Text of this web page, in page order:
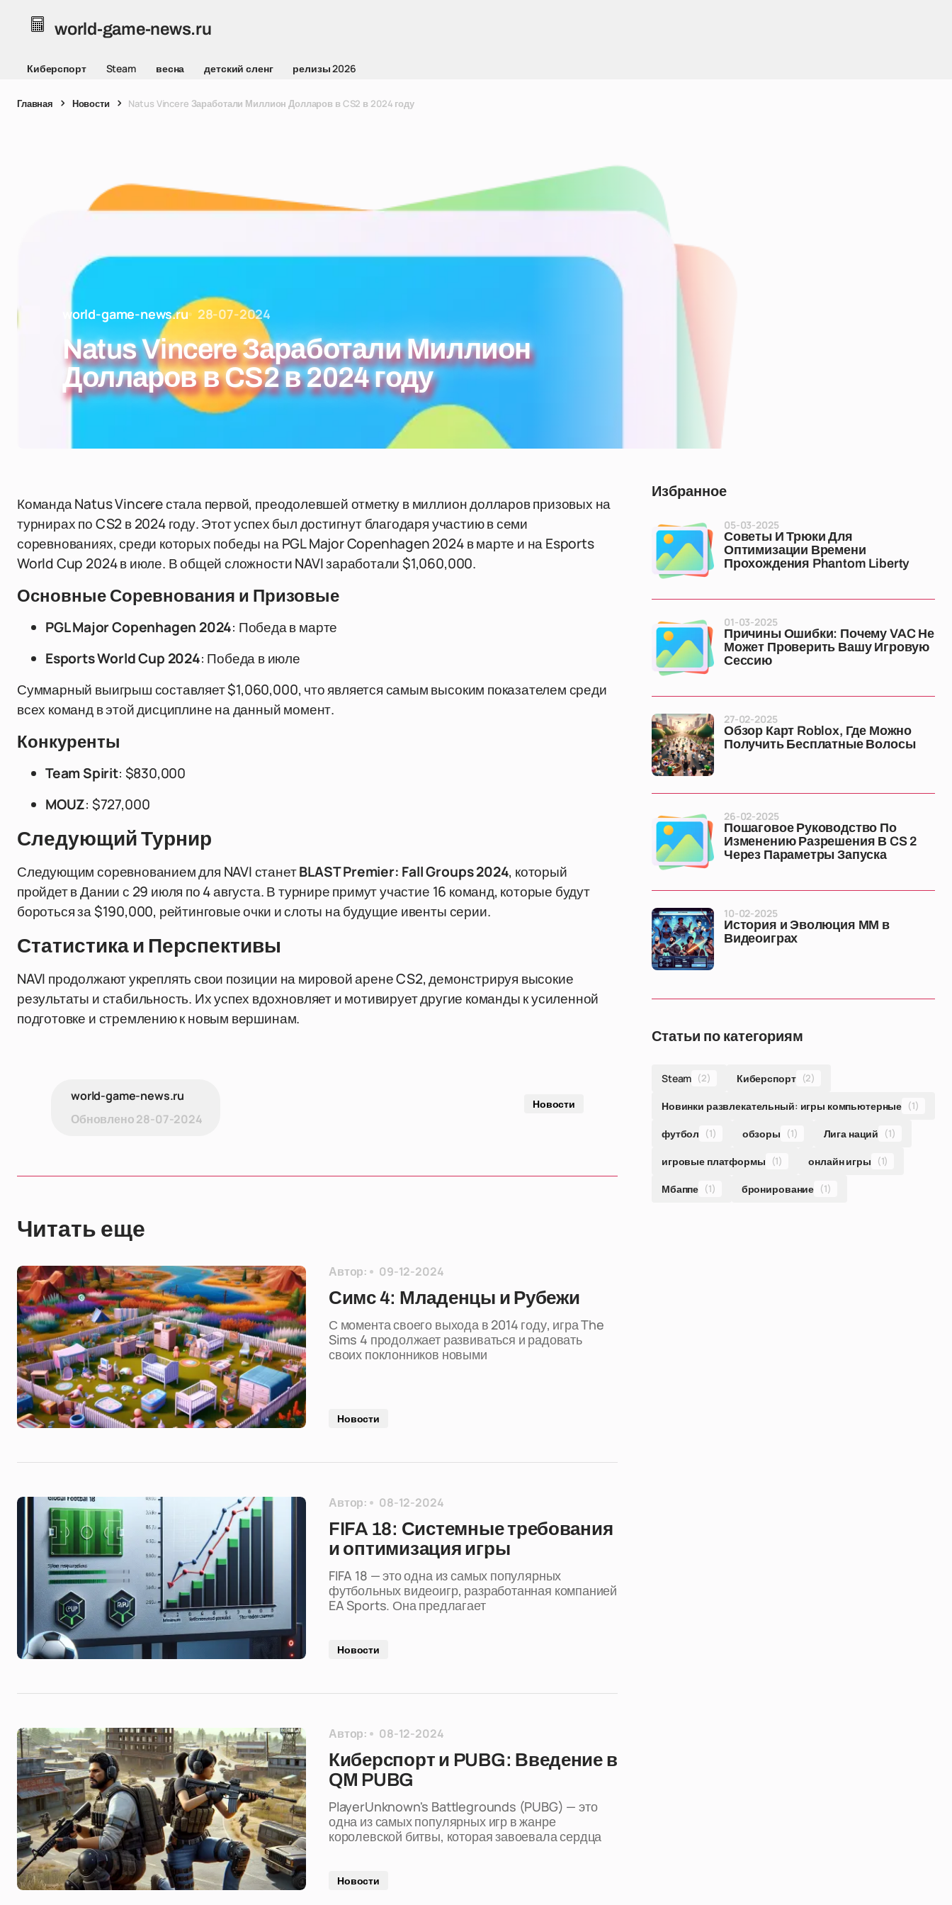
world-game-news.ru
Киберспорт Steam весна детский сленг релизы 2026
Главная Новости Natus Vincere Заработали Миллион Долларов в CS2 в 2024 году
world-game-news.ru 28-07-2024
Natus Vincere Заработали Миллион
Долларов в CS2 в 2024 году
Команда Natus Vincere стала первой, преодолевшей отметку в миллион долларов призовых на
турнирах по CS2 в 2024 году. Этот успех был достигнут благодаря участию в семи
соревнованиях, среди которых победы на PGL Major Copenhagen 2024 в марте и на Esports
World Cup 2024 в июле. В общей сложности NAVI заработали $1,060,000.
Основные Соревнования и Призовые
PGL Major Copenhagen 2024: Победа в марте
Esports World Cup 2024: Победа в июле
Суммарный выигрыш составляет $1,060,000, что является самым высоким показателем среди
всех команд в этой дисциплине на данный момент.
Конкуренты
Team Spirit: $830,000
MOUZ: $727,000
Следующий Турнир
Следующим соревнованием для NAVI станетBLAST Premier: Fall Groups 2024, который
пройдет в Дании с 29 июля по 4 августа. В турнире примут участие 16 команд, которые будут
бороться за $190,000, рейтинговые очки и слоты на будущие ивенты серии.
Статистика и Перспективы
NAVI продолжают укреплять свои позиции на мировой арене CS2, демонстрируя высокие
результаты и стабильность. Их успех вдохновляет и мотивирует другие команды к усиленной
подготовке и стремлению к новым вершинам.
world-game-news.ru
Обновлено28-07-2024
Новости
Читать еще
Автор: 09-12-2024
Симс 4: Младенцы и Рубежи
С момента своего выхода в 2014 году, игра The
Sims 4 продолжает развиваться и радовать
своих поклонников новыми
Новости
Автор: 08-12-2024
FIFA 18: Системные требования
и оптимизация игры
FIFA 18 — это одна из самых популярных
футбольных видеоигр, разработанная компанией
EA Sports. Она предлагает
Новости
Автор: 08-12-2024
Киберспорт и PUBG: Введение в
QM PUBG
PlayerUnknown's Battlegrounds (PUBG) — это
одна из самых популярных игр в жанре
королевской битвы, которая завоевала сердца
Новости
Избранное
Советы И Трюки Для
Оптимизации Времени
Прохождения Phantom Liberty
05-03-2025
Причины Ошибки: Почему VAC Не
Может Проверить Вашу Игровую
Сессию
01-03-2025
Обзор Карт Roblox, Где Можно
Получить Бесплатные Волосы
27-02-2025
Пошаговое Руководство По
Изменению Разрешения В CS 2
Через Параметры Запуска
26-02-2025
История и Эволюция ММ в
Видеоиграх
10-02-2025
Статьи по категориям
Steam (2) Киберспорт (2)
Новинки развлекательный: игры компьютерные (1)
футбол (1) обзоры (1) Лига наций (1)
игровые платформы (1) онлайн игры (1)
Мбаппе (1) бронирование (1)